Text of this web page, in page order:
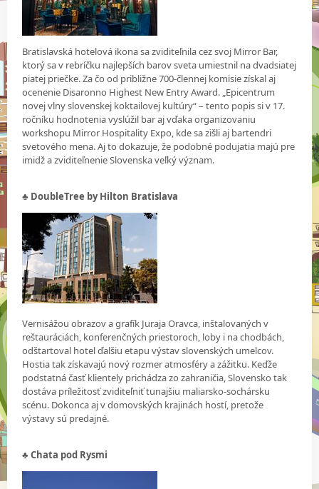
Bratislavská hotelová ikona sa zviditeľnila cez svoj Mirror Bar,
ktorý sa v rebríčku najlepších barov sveta umiestnil na dvadsiatej
piatej priečke. Za čo od približne 700-člennej komisie získal aj
ocenenie Disaronno Highest New Entry Award. „Epicentrum
novej vlny slovenskej koktailovej kultúry“ – tento popis si v 17.
ročníku hodnotenia vyslúžil bar aj vďaka organizovaniu
workshopu Mirror Hospitality Expo, kde sa zišli aj bartendri
svetového mena. Aj to dokazuje, že podobné podujatia majú pre
imidž a zviditeľnenie Slovenska veľký význam.
♣ DoubleTree by Hilton Bratislava
Vernisážou obrazov a grafík Juraja Oravca, inštalovaných v
reštauráciách, konferenčných priestoroch, loby i na chodbách,
odštartoval hotel ďalšiu etapu výstav slovenských umelcov.
Hostia tak získavajú nový rozmer atmosféry a zážitku. Keďže
podstatná časť klientely prichádza zo zahraničia, Slovensko tak
dostáva príležitosť zviditeľniť tunajšiu maliarsko-sochársku
scénu. Dokonca aj v domovských krajinách hostí, pretože
výstavy sú predajné.
♣ Chata pod Rysmi